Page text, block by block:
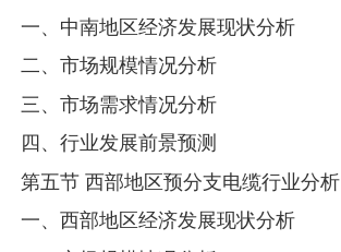
一、中南地区经济发展现状分析
二、市场规模情况分析
三、市场需求情况分析
四、行业发展前景预测
第五节 西部地区预分支电缆行业分析
一、西部地区经济发展现状分析